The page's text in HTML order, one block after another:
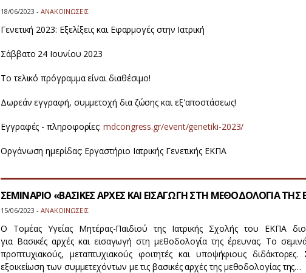
18/06/2023 - ΑΝΑΚΟΙΝΩΣΕΙΣ
Γενετική 2023: Εξελίξεις και Εφαρμογές στην Ιατρική
Σάββατο 24 Ιουνίου 2023
Το τελικό πρόγραμμα είναι διαθέσιμο!
Δωρεάν εγγραφή, συμμετοχή δια ζώσης και εξ'αποστάσεως!
Εγγραφές - πληροφορίες:mdcongress.gr/event/genetiki-2023/
Οργάνωση ημερίδας: Εργαστήριο Ιατρικής Γενετικής ΕΚΠΑ
ΣΕΜΙΝΑΡΙΟ «ΒΑΣΙΚΕΣ ΑΡΧΕΣ ΚΑΙ ΕΙΣΑΓΩΓΗ ΣΤΗ ΜΕΘΟΔΟΛΟΓΙΑ ΤΗΣ
15/06/2023 - ΑΝΑΚΟΙΝΩΣΕΙΣ
Ο Τομέας Υγείας Μητέρας-Παιδιού της Ιατρικής Σχολής του ΕΚΠΑ
για Βασικές αρχές και εισαγωγή στη μεθοδολογία της έρευνας. Το
προπτυχιακούς, μεταπτυχιακούς φοιτητές και υποψήφιους
εξοικείωση των συμμετεχόντων με τις βασικές αρχές της μεθοδολογίας της…